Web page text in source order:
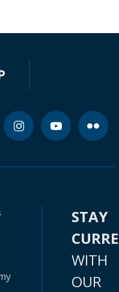
STAY
WITH
OUR